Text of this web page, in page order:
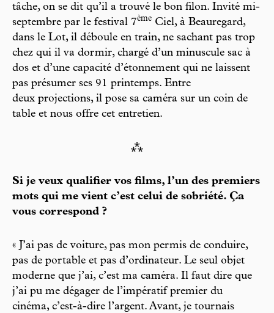
tâche, on se dit qu’il a trouvé le bon filon. Invité mi-
septembre par le festival 7ème Ciel, à Beauregard,
dans le Lot, il déboule en train, ne sachant pas trop
chez qui il va dormir, chargé d’un minuscule sac à
dos et d’une capacité d’étonnement qui ne laissent
pas présumer ses 91 printemps. Entre
deux projections, il pose sa caméra sur un coin de
table et nous offre cet entretien.
⁂
Si je veux qualifier vos films, l’un des premiers
mots qui me vient c’est celui de sobriété. Ça
vous correspond ?
« J’ai pas de voiture, pas mon permis de conduire,
pas de portable et pas d’ordinateur. Le seul objet
moderne que j’ai, c’est ma caméra. Il faut dire que
j’ai pu me dégager de l’impératif premier du
cinéma, c’est-à-dire l’argent. Avant, je tournais